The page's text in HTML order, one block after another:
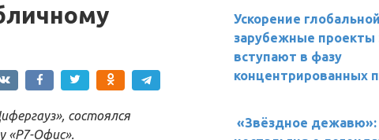
состоялся
«Р7-Офис».
Ускорение
зарубежные проекты
вступают в фазу
концентрированных
«Звёздное